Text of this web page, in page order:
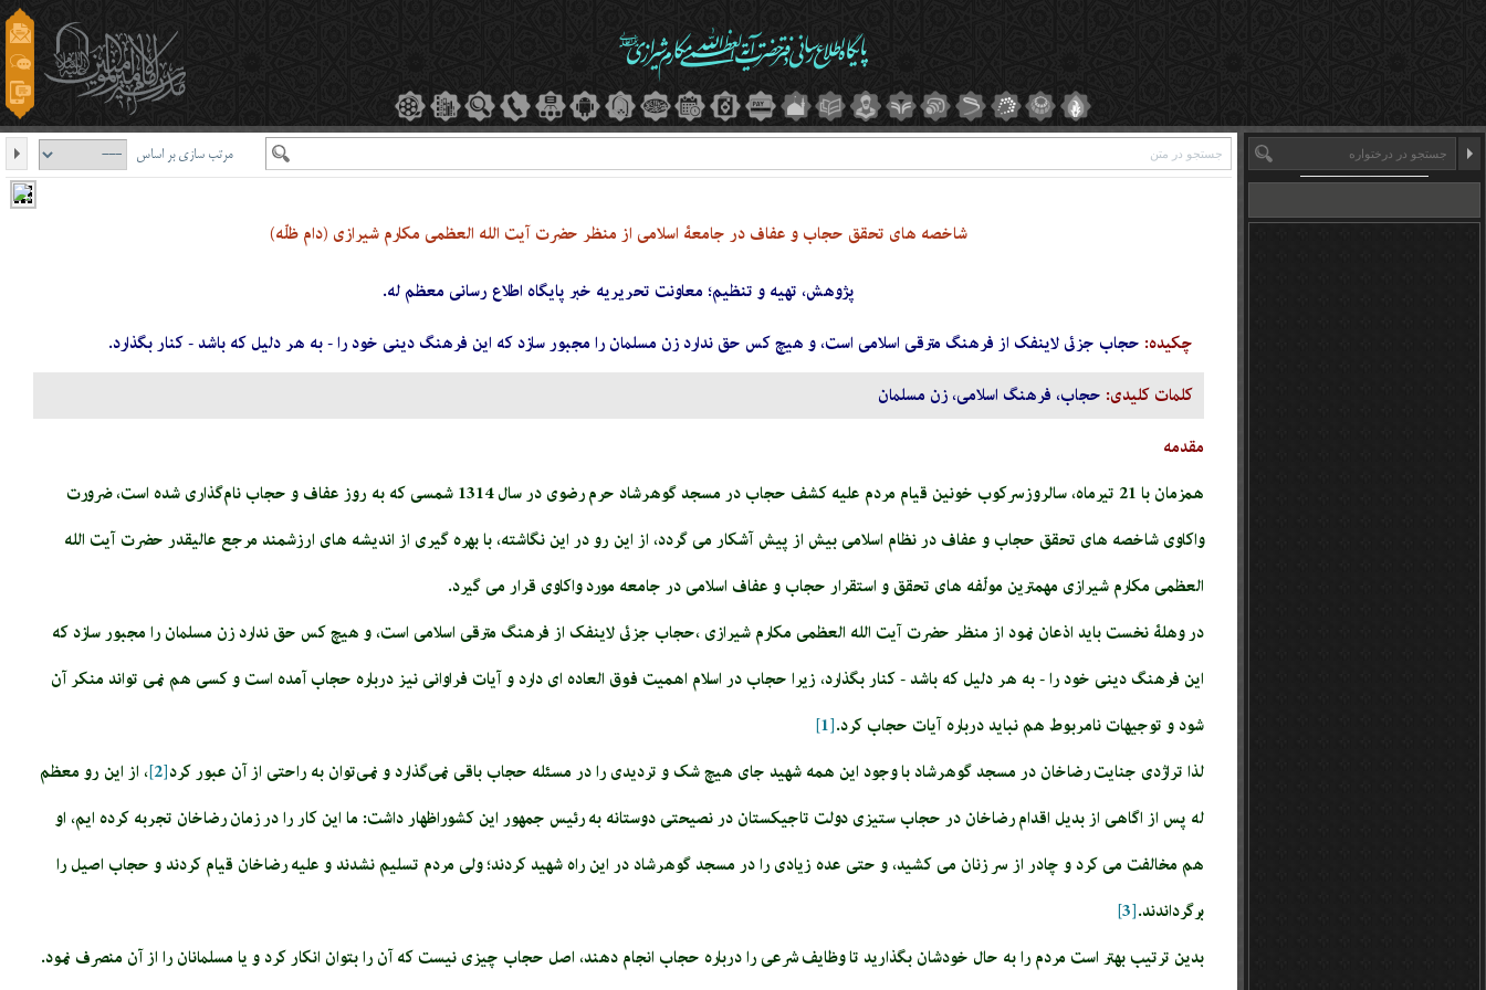
مرتب سازی بر اساس
شاخصه های تحقق حجاب و عفاف در جامعۀ اسلامی از منظر حضرت آیت الله العظمی مکارم شیرازی (دام ظلّه)
پژوهش، تهیه و تنظیم؛ معاونت تحریریه خبر پایگاه اطلاع رسانی معظم له.
چکیده: حجاب جزئى لاینفک از فرهنگ مترقى اسلامى است، و هیچ کس حق ندارد زن مسلمان را مجبور سازد که این فرهنگ دینى خود را - به هر دلیل که باشد - کنار بگذارد.
کلمات کلیدی: حجاب، فرهنگ اسلامى، زن مسلمان
مقدمه
همزمان با 21 تیرماه، سالروز سرکوب خونین قیام مردم علیه کشف حجاب در مسجد گوهرشاد حرم رضوی در سال 1314 شمسی که به روز عفاف و حجاب نام‌گذاری شده است، ضرورت
واکاوی شاخصه های تحقق حجاب و عفاف در نظام اسلامی بیش از پیش آشکار می گردد، از این رو در این نگاشته، با بهره گیری از اندیشه های ارزشمند مرجع عالیقدر حضرت آیت الله
العظمی مکارم شیرازی مهمترین مولّفه های تحقق و استقرار حجاب و عفاف اسلامی در جامعه مورد واکاوی قرار می گیرد.
در وهلۀ نخست باید اذعان نمود از منظر حضرت آیت الله العظمی مکارم شیرازی ،حجاب جزئى لاینفک از فرهنگ مترقى اسلامى است، و هیچ کس حق ندارد زن مسلمان را مجبور سازد که
این فرهنگ دینى خود را - به هر دلیل که باشد - کنار بگذارد، زیرا حجاب در اسلام اهمیت فوق العاده ای دارد و آیات فراوانی نیز درباره حجاب آمده است و کسی هم نمی تواند منکر آن
شود و توجیهات نامربوط هم نباید درباره آیات حجاب کرد.[1]
لذا تراژدی جنایت رضاخان در مسجد گوهرشاد با وجود این همه شهید جای هیچ شک و تردیدی را در مسئله حجاب باقی نمی‌گذارد و نمی‌توان به راحتی از آن عبور کرد[2]
، از این رو معظم
له پس از اگاهی از بدیل اقدام رضاخان در حجاب ستیزی دولت تاجیکستان در نصیحتی دوستانه به رئیس جمهور این کشوراظهار داشت: ما این کار را در زمان رضاخان تجربه کرده ایم، او
هم مخالفت می کرد و چادر از سر زنان می کشید، و حتی عده زیادی را در مسجد گوهرشاد در این راه شهید کردند؛ ولی مردم تسلیم نشدند و علیه رضاخان قیام کردند و حجاب اصیل را
برگرداندند.[3]
بدین ترتیب بهتر است مردم را به حال خودشان بگذارید تا وظایف شرعی را درباره حجاب انجام دهند، اصل حجاب چیزی نیست که آن را بتوان انکار کرد و یا مسلمانان را از آن منصرف نمود.